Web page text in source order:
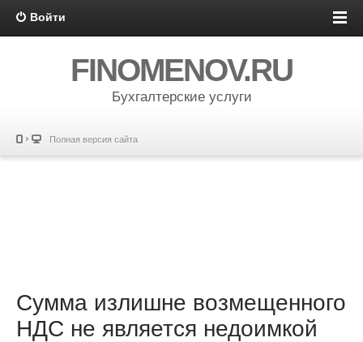
Войти
FINOMENOV.RU
Бухгалтерские услуги
Полная версия сайта
Сумма излишне возмещенного
НДС не является недоимкой